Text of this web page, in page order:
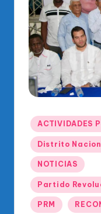
di
o
O
fi
ci
al
el
Publicado
en
ACTIVIDADES
Distrito
NOTICIAS
Partido
PRM